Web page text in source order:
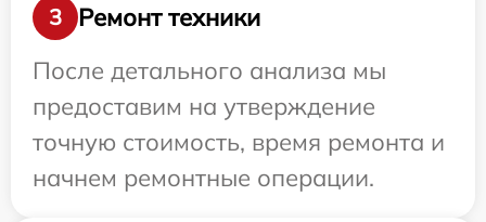
3
Ремонт техники
После детального анализа мы
предоставим на утверждение
точную стоимость, время ремонта и
начнем ремонтные операции.